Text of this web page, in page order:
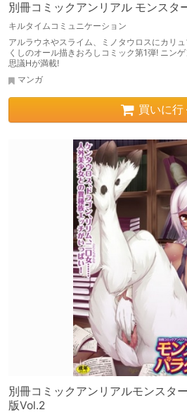
別冊コミックアンリアル モンスタ
キルタイムコミュニケーション
アルラウネやスライム、ミノタウロスにカリ
くしのオール描きおろしコミック第1弾! ニン
思議Hが満載!
マンガ
買いに行
別冊コミックアンリアルモンスタ
版Vol.2